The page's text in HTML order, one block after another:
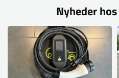
Nyheder